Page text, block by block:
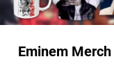
Eminem